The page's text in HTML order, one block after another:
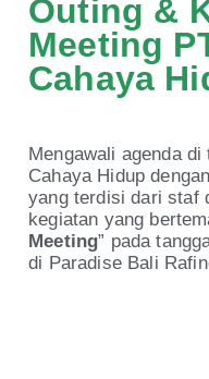
Outing &
Meeting
Cahaya
Mengawali agenda
Cahaya Hidup
yang terdisi dari staf
kegiatan yang
Meeting” pada
di Paradise Bali